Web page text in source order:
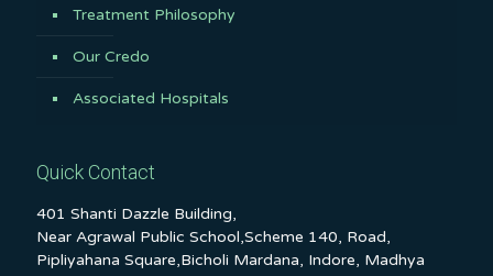
Treatment Philosophy
Our Credo
Associated Hospitals
Quick Contact
401 Shanti Dazzle Building,
Near Agrawal Public School,Scheme 140, Road,
Pipliyahana Square,Bicholi Mardana, Indore, Madhya